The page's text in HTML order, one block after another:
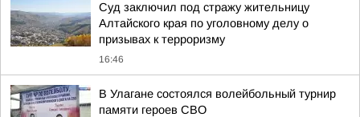
Суд заключил под стражу жительницу
Алтайского края по уголовному делу о
призывах к терроризму
16:46
В Улагане состоялся волейбольный турнир
памяти героев СВО